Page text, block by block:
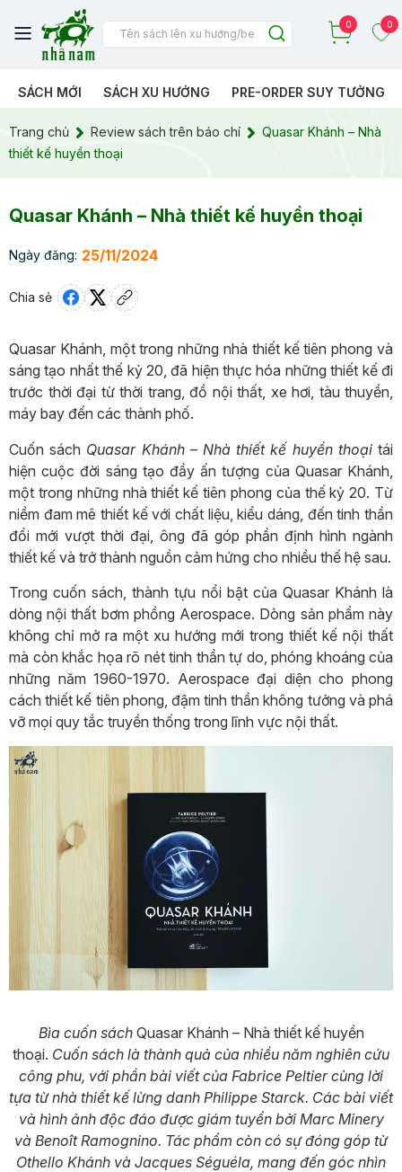
0 0
SÁCH MỚI SÁCH XU HƯỚNG PRE-ORDER SUY TƯỞNG
Trang chủ Review sách trên báo chí
Quasar Khánh – Nhà
thiết kế huyền thoại
Quasar Khánh – Nhà thiết kế huyền thoại
Ngày đăng: 25/11/2024
Chia sẻ
Quasar Khánh, một trong những nhà thiết kế tiên phong và
sáng tạo nhất thế kỷ 20, đã hiện thực hóa những thiết kế đi
trước thời đại từ thời trang, đồ nội thất, xe hơi, tàu thuyền,
máy bay đến các thành phố.
Cuốn sách Quasar Khánh – Nhà thiết kế huyền thoạitái
hiện cuộc đời sáng tạo đầy ấn tượng của Quasar Khánh,
một trong những nhà thiết kế tiên phong của thế kỷ 20. Từ
niềm đam mê thiết kế với chất liệu, kiểu dáng, đến tinh thần
đổi mới vượt thời đại, ông đã góp phần định hình ngành
thiết kế và trở thành nguồn cảm hứng cho nhiều thế hệ sau.
Trong cuốn sách, thành tựu nổi bật của Quasar Khánh là
dòng nội thất bơm phồng Aerospace. Dòng sản phẩm này
không chỉ mở ra một xu hướng mới trong thiết kế nội thất
mà còn khắc họa rõ nét tinh thần tự do, phóng khoáng của
những năm 1960-1970. Aerospace đại diện cho phong
cách thiết kế tiên phong, đậm tinh thần không tưởng và phá
vỡ mọi quy tắc truyền thống trong lĩnh vực nội thất.
Bìa cuốn sách Quasar Khánh – Nhà thiết kế huyền
thoại. Cuốn sách là thành quả của nhiều năm nghiên cứu
công phu, với phần bài viết của Fabrice Peltier cùng lời
tựa từ nhà thiết kế lừng danh Philippe Starck. Các bài viết
và hình ảnh độc đáo được giám tuyển bởi Marc Minery
và Benoît Ramognino. Tác phẩm còn có sự đóng góp từ
Othello Khánh và Jacques Séguéla, mang đến góc nhìn